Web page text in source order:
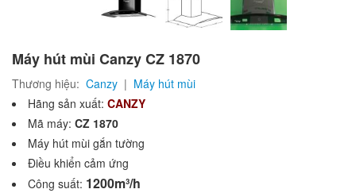
Máy hút mùi Canzy CZ 1870
Thương hiệu: Canzy | Máy hút mùi
Hãng sản xuất: CANZY
Mã máy: CZ 1870
Máy hút mùi gắn tường
Điều khiển cảm ứng
Công suất: 1200m³/h